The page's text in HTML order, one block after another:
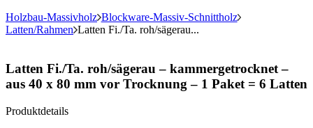
Holzbau-Massivholz Blockware-Massiv-Schnittholz
Latten/Rahmen Latten Fi./Ta. roh/sägerau...
Latten Fi./Ta. roh/sägerau – kammergetrocknet –
aus 40 x 80 mm vor Trocknung – 1 Paket = 6 Latten
Produktdetails